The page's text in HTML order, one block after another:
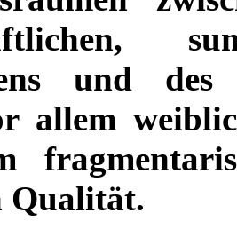
und des
allem
Qualität.